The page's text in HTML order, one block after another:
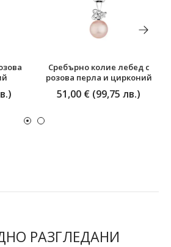
Сребърно колие лебед с
розова перла и цирконий
51,00 € (99,75 лв.)
РАЗГЛЕДАНИ